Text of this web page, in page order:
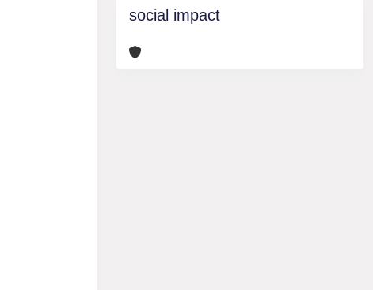
social impact